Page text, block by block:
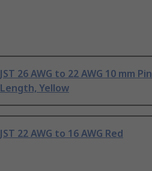
JST 26 AWG to 22 AWG 10 mm Pin
Length, Yellow
JST 22 AWG to 16 AWG Red